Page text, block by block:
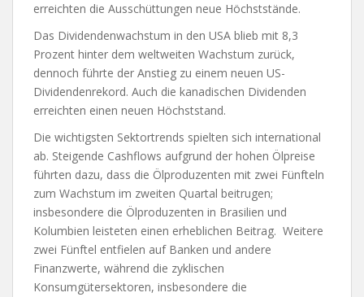
erreichten die Ausschüttungen neue Höchststände.
Das Dividendenwachstum in den USA blieb mit 8,3
Prozent hinter dem weltweiten Wachstum zurück,
dennoch führte der Anstieg zu einem neuen US-
Dividendenrekord. Auch die kanadischen Dividenden
erreichten einen neuen Höchststand.
Die wichtigsten Sektortrends spielten sich international
ab. Steigende Cashflows aufgrund der hohen Ölpreise
führten dazu, dass die Ölproduzenten mit zwei Fünfteln
zum Wachstum im zweiten Quartal beitrugen;
insbesondere die Ölproduzenten in Brasilien und
Kolumbien leisteten einen erheblichen Beitrag. Weitere
zwei Fünftel entfielen auf Banken und andere
Finanzwerte, während die zyklischen
Konsumgütersektoren, insbesondere die